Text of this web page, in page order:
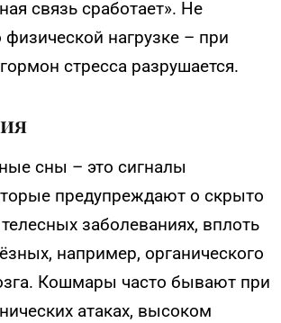
связь сработает». Не
нагрузке – при
стресса разрушается.
сны – это сигналы
предупреждают о скрыто
заболеваниях, вплоть
например, органического
Кошмары часто бывают при
атаках, высоком